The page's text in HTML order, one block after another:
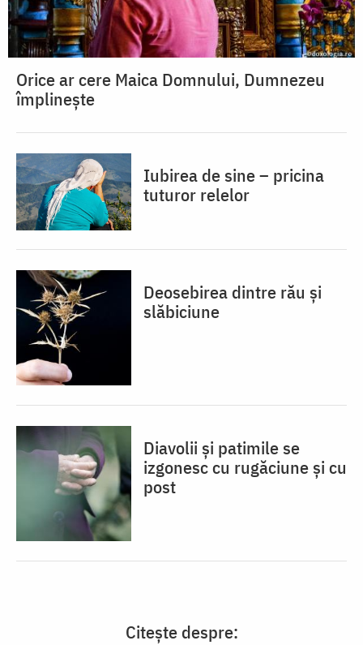
Orice ar cere Maica Domnului, Dumnezeu
împlinește
Iubirea de sine – pricina
tuturor relelor
Deosebirea dintre rău și
slăbiciune
Diavolii și patimile se
izgonesc cu rugăciune și cu
post
Citește despre: